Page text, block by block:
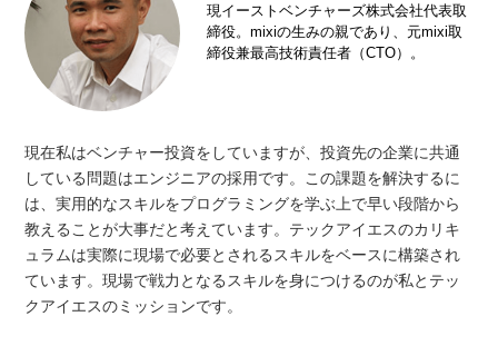
現イーストベンチャーズ株式会社代表取
締役。mixiの生みの親であり、元mixi取
締役兼最高技術責任者（CTO）。
現在私はベンチャー投資をしていますが、投資先の企業に共通
している問題はエンジニアの採用です。この課題を解決するに
は、実用的なスキルをプログラミングを学ぶ上で早い段階から
教えることが大事だと考えています。テックアイエスのカリキ
ュラムは実際に現場で必要とされるスキルをベースに構築され
ています。現場で戦力となるスキルを身につけるのが私とテッ
クアイエスのミッションです。